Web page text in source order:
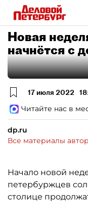
Новая
начнётся с
17 июля 2022
Читайте нас в
dp.ru
Все материалы
Начало новой
петербуржцев
столице